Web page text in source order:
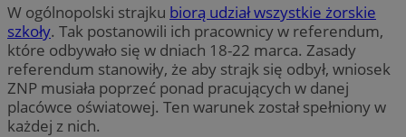
W ogólnopolski strajku biorą udział wszystkie żorskie
szkoły. Tak postanowili ich pracownicy w referendum,
które odbywało się w dniach 18-22 marca. Zasady
referendum stanowiły, że aby strajk się odbył, wniosek
ZNP musiała poprzeć ponad pracujących w danej
placówce oświatowej. Ten warunek został spełniony w
każdej z nich.